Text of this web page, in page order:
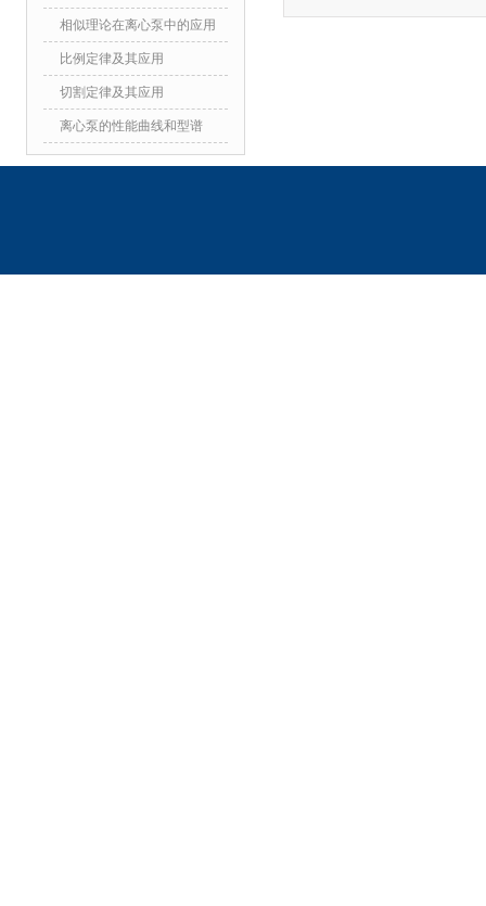
相似理论在离心泵中的应用
比例定律及其应用
切割定律及其应用
离心泵的性能曲线和型谱